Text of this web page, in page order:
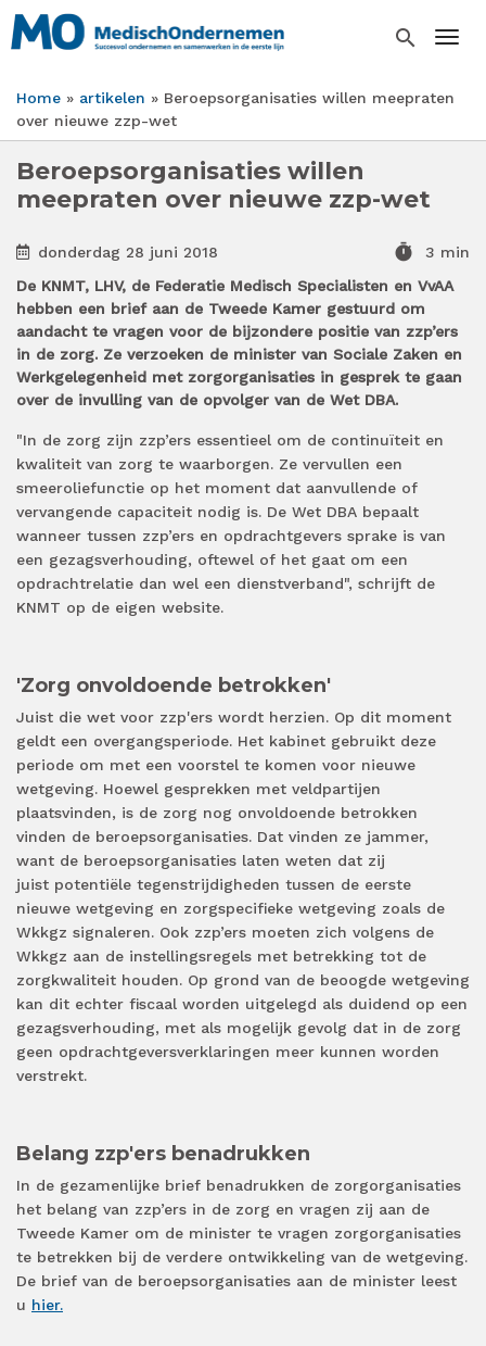
Overslaan
en
inhoud
gaan
search
Kruimelpad
Home artikelen
Beroepsorganisaties willen meepraten
over nieuwe zzp-wet
Beroepsorganisaties willen
meepraten over nieuwe zzp-wet
donderdag 28 juni 2018 timer
3 min
De KNMT, LHV, de Federatie Medisch Specialisten en VvAA
hebben een brief aan de Tweede Kamer gestuurd om
aandacht te vragen voor de bijzondere positie van zzp’ers
in de zorg. Ze verzoeken de minister van Sociale Zaken en
Werkgelegenheid met zorgorganisaties in gesprek te gaan
over de invulling van de opvolger van de Wet DBA.
"In de zorg zijn zzp’ers essentieel om de continuïteit en
kwaliteit van zorg te waarborgen. Ze vervullen een
smeeroliefunctie op het moment dat aanvullende of
vervangende capaciteit nodig is. De Wet DBA bepaalt
wanneer tussen zzp’ers en opdrachtgevers sprake is van
een gezagsverhouding, oftewel of het gaat om een
opdrachtrelatie dan wel een dienstverband", schrijft de
KNMT op de eigen website.
'Zorg onvoldoende betrokken'
Juist die wet voor zzp'ers wordt herzien. Op dit moment
geldt een overgangsperiode. Het kabinet gebruikt deze
periode om met een voorstel te komen voor nieuwe
wetgeving. Hoewel gesprekken met veldpartijen
plaatsvinden, is de zorg nog onvoldoende betrokken
vinden de beroepsorganisaties. Dat vinden ze jammer,
want de beroepsorganisaties laten weten dat zij
juist potentiële tegenstrijdigheden tussen de eerste
nieuwe wetgeving en zorgspecifieke wetgeving zoals de
Wkkgz signaleren. Ook zzp’ers moeten zich volgens de
Wkkgz aan de instellingsregels met betrekking tot de
zorgkwaliteit houden. Op grond van de beoogde wetgeving
kan dit echter fiscaal worden uitgelegd als duidend op een
gezagsverhouding, met als mogelijk gevolg dat in de zorg
geen opdrachtgeversverklaringen meer kunnen worden
verstrekt.
Belang zzp'ers benadrukken
In de gezamenlijke brief benadrukken de zorgorganisaties
het belang van zzp’ers in de zorg en vragen zij aan de
Tweede Kamer om de minister te vragen zorgorganisaties
te betrekken bij de verdere ontwikkeling van de wetgeving.
De brief van de beroepsorganisaties aan de minister leest
u hier.